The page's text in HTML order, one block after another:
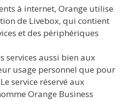
à internet, Orange utilise
de Livebox, qui contient
et des périphériques
services aussi bien aux
usage personnel que pour
service réservé aux
Orange Business